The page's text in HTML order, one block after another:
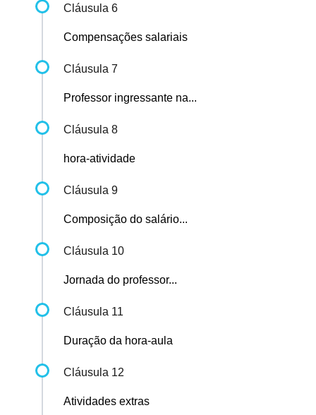
Cláusula 6
Compensações salariais
Cláusula 7
Professor ingressante na...
Cláusula 8
hora-atividade
Cláusula 9
Composição do salário...
Cláusula 10
Jornada do professor...
Cláusula 11
Duração da hora-aula
Cláusula 12
Atividades extras